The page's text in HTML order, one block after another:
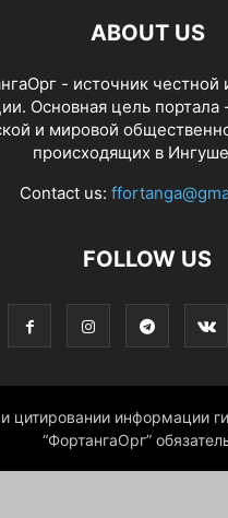
ABOUT US
- источник честной
Основная цель
и мировой
происходящих в
Contact us:
FOLLOW US
цитировании информации
“ФортангаОрг”